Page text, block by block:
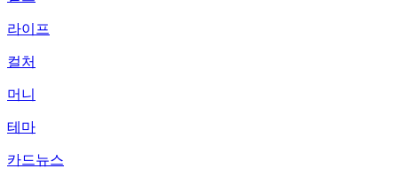
라이프
컬처
머니
테마
카드뉴스